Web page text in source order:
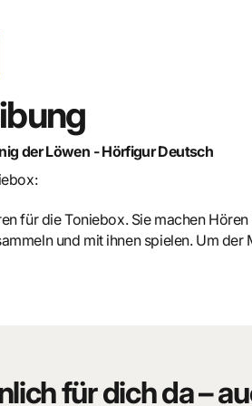
der Löwen - Hörfigur Deutsch
für die Toniebox. Sie machen
und mit ihnen spielen. Um
für dich da –